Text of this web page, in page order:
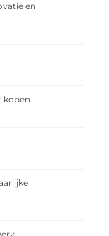
en
kopen